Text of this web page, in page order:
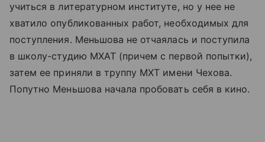
учиться в литературном институте, но у нее не
хватило опубликованных работ, необходимых для
поступления. Меньшова не отчаялась и поступила
в школу-студию МХАТ (причем с первой попытки),
затем ее приняли в труппу МХТ имени Чехова.
Попутно Меньшова начала пробовать себя в кино.